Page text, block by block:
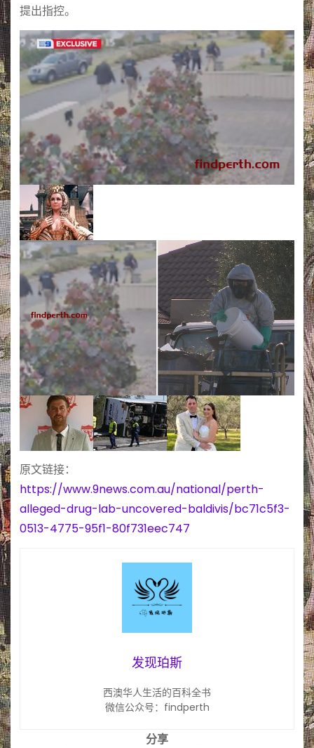
提出指控。
原文链接：
https://www.9news.com.au/national/perth-
alleged-drug-lab-uncovered-baldivis/bc71c5f3-
0513-4775-95f1-80f731eec747
发现珀斯
西澳华人生活的百科全书
微信公众号：findperth
分享